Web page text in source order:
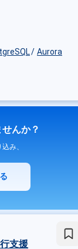
Aurora
んか？
み、
支援